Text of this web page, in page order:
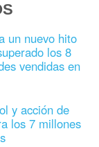
un nuevo hito
los 8
vendidas en
y acción de
los 7 millones